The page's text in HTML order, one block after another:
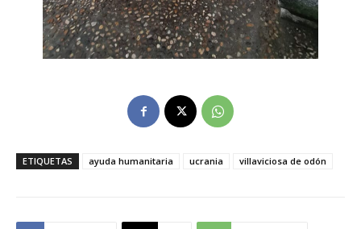
ETIQUETAS ayuda humanitaria ucrania villaviciosa de odón